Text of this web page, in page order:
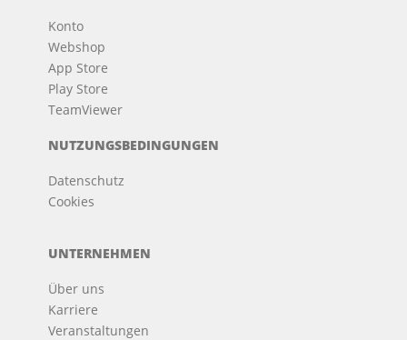
Konto
Webshop
App Store
Play Store
TeamViewer
NUTZUNGSBEDINGUNGEN
Datenschutz
Cookies
UNTERNEHMEN
Über uns
Karriere
Veranstaltungen